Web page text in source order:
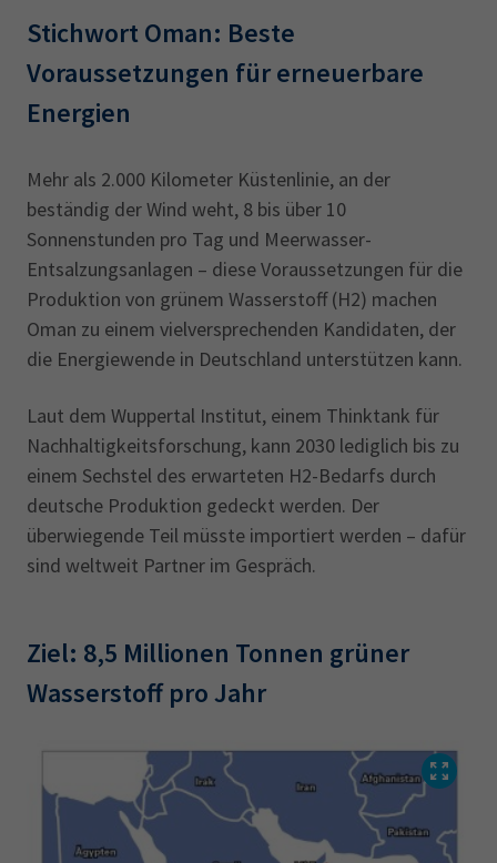
Stichwort Oman: Beste
Voraussetzungen für erneuerbare
Energien
Mehr als 2.000 Kilometer Küstenlinie, an der
beständig der Wind weht, 8 bis über 10
Sonnenstunden pro Tag und Meerwasser-
Entsalzungsanlagen – diese Voraussetzungen für die
Produktion von grünem Wasserstoff (H2) machen
Oman zu einem vielversprechenden Kandidaten, der
die Energiewende in Deutschland unterstützen kann.
Laut dem Wuppertal Institut, einem Thinktank für
Nachhaltigkeitsforschung, kann 2030 lediglich bis zu
einem Sechstel des erwarteten H2-Bedarfs durch
deutsche Produktion gedeckt werden. Der
überwiegende Teil müsste importiert werden – dafür
sind weltweit Partner im Gespräch.
Ziel: 8,5 Millionen Tonnen grüner
Wasserstoff pro Jahr